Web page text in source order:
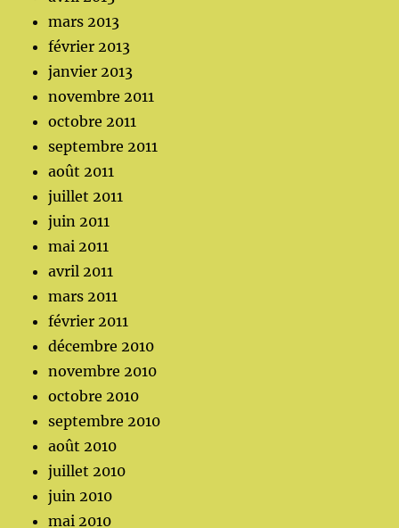
mars 2013
février 2013
janvier 2013
novembre 2011
octobre 2011
septembre 2011
août 2011
juillet 2011
juin 2011
mai 2011
avril 2011
mars 2011
février 2011
décembre 2010
novembre 2010
octobre 2010
septembre 2010
août 2010
juillet 2010
juin 2010
mai 2010